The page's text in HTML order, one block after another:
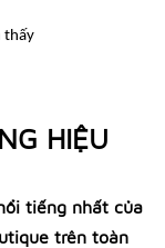
thấy
HIỆU
tiếng nhất của
trên toàn